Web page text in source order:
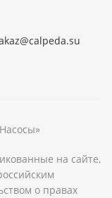
на сайте,
о правах